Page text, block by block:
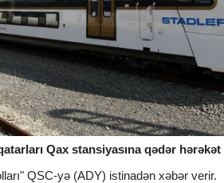
Qax stansiyasına qədər hərəkət
QSC-yə (ADY) istinadən xəbər verir.